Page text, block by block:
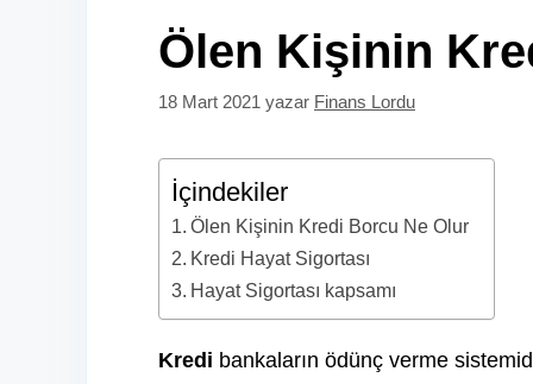
Ölen Kişinin
18 Mart 2021 yazar Finans Lordu
İçindekiler
Ölen Kişinin Kredi Borcu Ne Olur
Kredi Hayat Sigortası
Hayat Sigortası kapsamı
Kredi bankaların ödünç verme